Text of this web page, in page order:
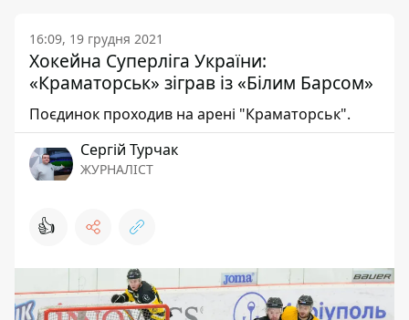
16:09, 19 грудня 2021
Хокейна Суперліга України:
«Краматорськ» зіграв із «Білим Барсом»
Поєдинок проходив на арені "Краматорськ".
Сергій Турчак
ЖУРНАЛІСТ
👍